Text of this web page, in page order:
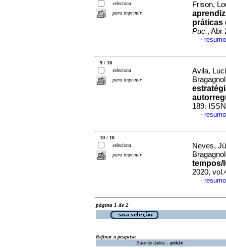
seleciona
para imprimir
Frison,
práticas
Puc., Abr
·
9 / 18
seleciona
para imprimir
Avila,
189.
·
10 / 18
seleciona
para imprimir
Neves,
tempos/
2020,
·
página 1 de 2
Refinar a pesquisa
Base de dados : article